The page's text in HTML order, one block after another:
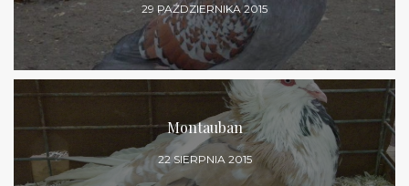
29 PAŹDZIERNIKA 2015
Montauban
22 SIERPNIA 2015